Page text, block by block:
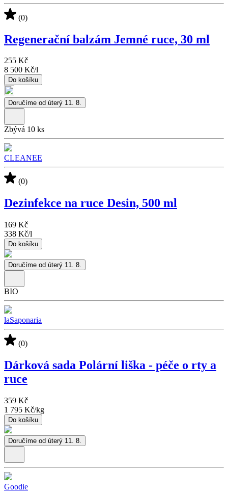
(0)
Regenerační balzám Jemné ruce, 30 ml
255 Kč
8 500 Kč/l
Do košíku
Doručíme od úterý 11. 8.
Zbývá 10 ks
CLEANEE
(0)
Dezinfekce na ruce Desin, 500 ml
169 Kč
338 Kč/l
Do košíku
Doručíme od úterý 11. 8.
BIO
laSaponaria
(0)
Dárková sada Polární liška - péče o rty a
ruce
359 Kč
1 795 Kč/kg
Do košíku
Doručíme od úterý 11. 8.
Goodie